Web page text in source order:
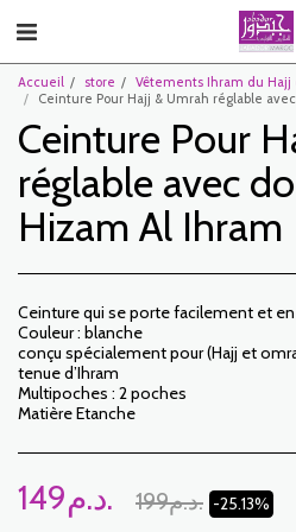
Accueil store
Vêtements Ihram du Hajj
Ceinture Pour Hajj & Umrah réglable
Ceinture Pour
réglable avec
Hizam Al Ihram
Ceinture qui se porte facilement et
Couleur : blanche
conçu spécialement pour (Hajj et
tenue d’Ihram
Multipoches : 2 poches
Matière Etanche
149 د.م. 199 د.م. -25.13%